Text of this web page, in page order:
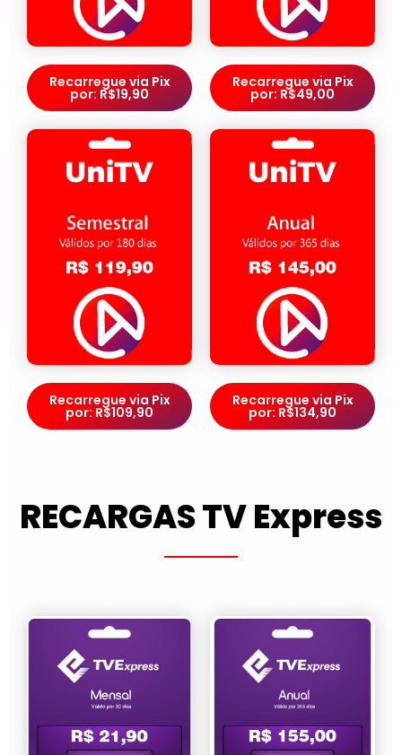
Recarregue via Pix
por: R$19,90
Recarregue via Pix
por: R$49,00
Recarregue via Pix
por: R$109,90
Recarregue via Pix
por: R$134,90
RECARGAS TV Express